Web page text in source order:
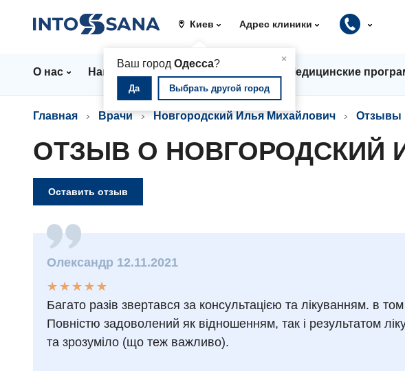
Киев
×
Ваш городОдесса?
Да Выбрать другой город
Адрес клиники
О нас Направления Цены Медицинские
Главная Врачи Новгородский Илья Михайлович Отзывы
ОТЗЫВ О НОВГОРОДСКИЙ
Оставить отзыв
Олександр 12.11.2021
★
★
★
★
★
★ ★ ★ ★ ★
Багато разів звертався за консультацією та лікуванням. в
Повністю задоволений як відношенням, так і результатом
та зрозуміло (що теж важливо).